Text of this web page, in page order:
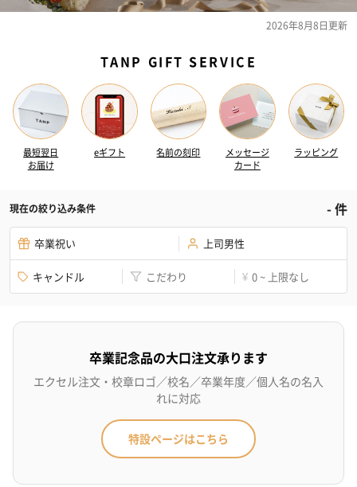
2026年8月8日更新
TANP GIFT SERVICE
最短翌日
お届け
eギフト 名前の刻印
メッセージ
カード
ラッピング
現在の絞り込み条件 -件
卒業祝い 上司男性
キャンドル こだわり ¥ 0 ~ 上限なし
卒業記念品の大口注文承ります
エクセル注文・校章ロゴ／校名／卒業年度／個人名の名入
れに対応
特設ページはこちら